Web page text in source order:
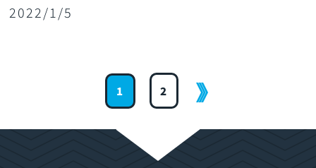
2022/1/5
1 2